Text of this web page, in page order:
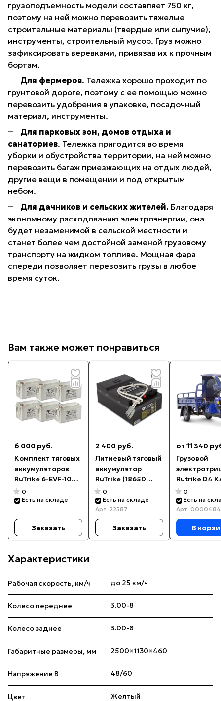
грузоподъемность модели составляет 750 кг,
поэтому на ней можно перевозить тяжелые
строительные материалы (твердые или сыпучие),
инструменты, строительный мусор. Груз можно
зафиксировать веревками, привязав их к прочным
бортам.
Для фермеров. Тележка хорошо проходит по
грунтовой дороге, поэтому с ее помощью можно
перевозить удобрения в упаковке, посадочный
материал, инструменты.
Для парковых зон, домов отдыха и
санаториев. Тележка пригодится во время
уборки и обустройства территории, на ней можно
перевозить багаж приезжающих на отдых людей,
другие вещи в помещении и под открытым
небом.
Для дачников и сельских жителей. Благодаря
экономному расходованию электроэнергии, она
будет незаменимой в сельской местности и
станет более чем достойной заменой грузовому
транспорту на жидком топливе. Мощная фара
спереди позволяет перевозить грузы в любое
время суток.
Вам также может понравиться
6 000 руб.
Комплект тяговых
аккумуляторов
RuTrike 6-EVF-100
(72V100A/H C3)
0
Есть на складе
Заказать
2 400 руб.
Литиевый тяговый
аккумулятор
RuTrike (18650
MnCoNi) 24V50A/H
0
Есть на складе
Арт. 22587
Заказать
от 11 340
Грузовой
Rutrike D4
1800
0
Есть на
Арт.
В
Характеристики
Рабочая скорость, км/ч до 25 км/ч
Колесо переднее 3.00-8
Колесо заднее 3.00-8
Габаритные размеры, мм 2500×1130×460
Напряжение В 48/60
Цвет Желтый